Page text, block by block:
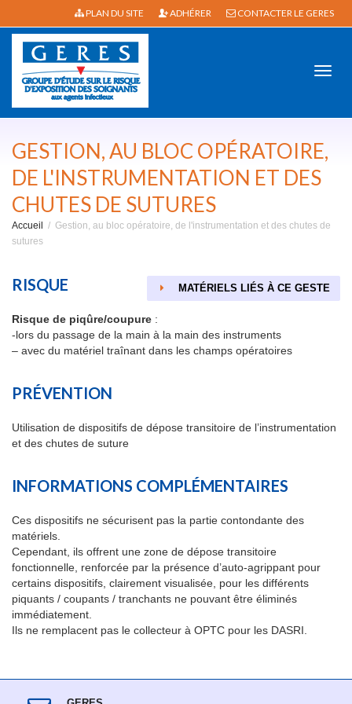
PLAN DU SITE ADHÉRER CONTACTER LE GERES
GESTION, AU BLOC OPÉRATOIRE,
DE L'INSTRUMENTATION ET DES
CHUTES DE SUTURES
Accueil
Gestion, au bloc opératoire, de l'instrumentation et des chutes de
sutures
MATÉRIELS LIÉS À CE GESTE
RISQUE
Risque de piqûre/coupure :
-lors du passage de la main à la main des instruments
– avec du matériel traînant dans les champs opératoires
PRÉVENTION
Utilisation de dispositifs de dépose transitoire de l’instrumentation
et des chutes de suture
INFORMATIONS COMPLÉMENTAIRES
Ces dispositifs ne sécurisent pas la partie contondante des
matériels.
Cependant, ils offrent une zone de dépose transitoire
fonctionnelle, renforcée par la présence d’auto-agrippant pour
certains dispositifs, clairement visualisée, pour les différents
piquants / coupants / tranchants ne pouvant être éliminés
immédiatement.
Ils ne remplacent pas le collecteur à OPTC pour les DASRI.